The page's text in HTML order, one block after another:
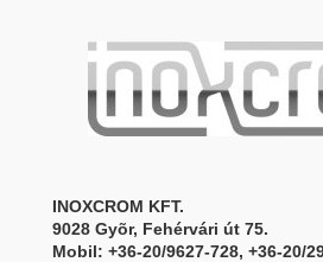
INOXCROM KFT.
9028 Gyõr, Fehérvári út 75.
Mobil: +36-20/9627-728, +36-20/